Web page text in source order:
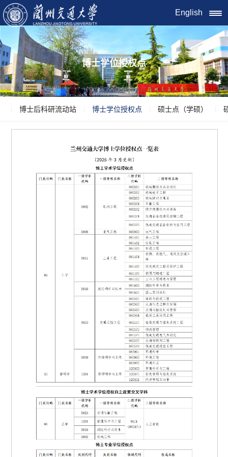
English
博士学位授权点
博士后科研流动站 博士学位授权点 硕士点（学硕）